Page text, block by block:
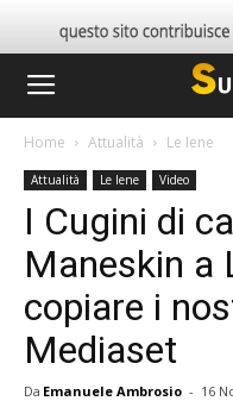
Home Attualità Le Iene
Attualità Le Iene Video
I Cugini di
Maneskin a
copiare i
Mediaset
Da Emanuele Ambrosio - 16